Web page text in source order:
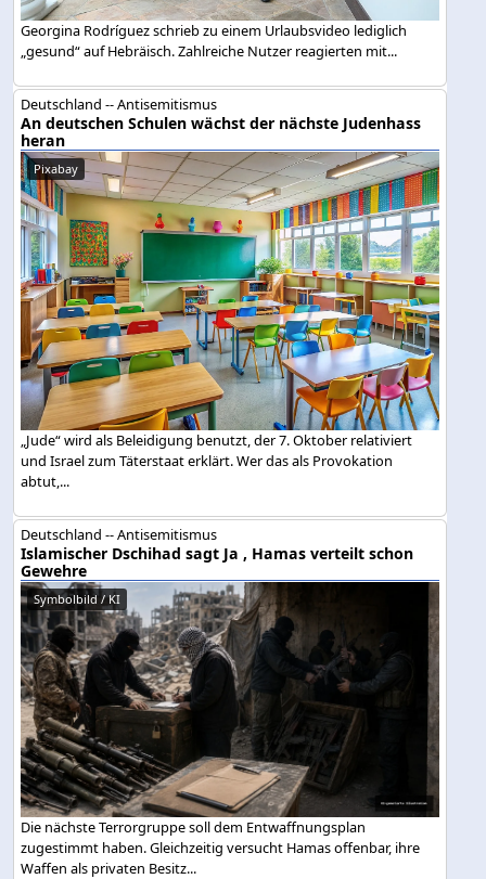
Georgina Rodríguez schrieb zu einem Urlaubsvideo lediglich
„gesund“ auf Hebräisch. Zahlreiche Nutzer reagierten mit...
Deutschland -- Antisemitismus
An deutschen Schulen wächst der nächste Judenhass
heran
Pixabay
„Jude“ wird als Beleidigung benutzt, der 7. Oktober relativiert
und Israel zum Täterstaat erklärt. Wer das als Provokation
abtut,...
Deutschland -- Antisemitismus
Islamischer Dschihad sagt Ja , Hamas verteilt schon
Gewehre
Symbolbild / KI
Die nächste Terrorgruppe soll dem Entwaffnungsplan
zugestimmt haben. Gleichzeitig versucht Hamas offenbar, ihre
Waffen als privaten Besitz...